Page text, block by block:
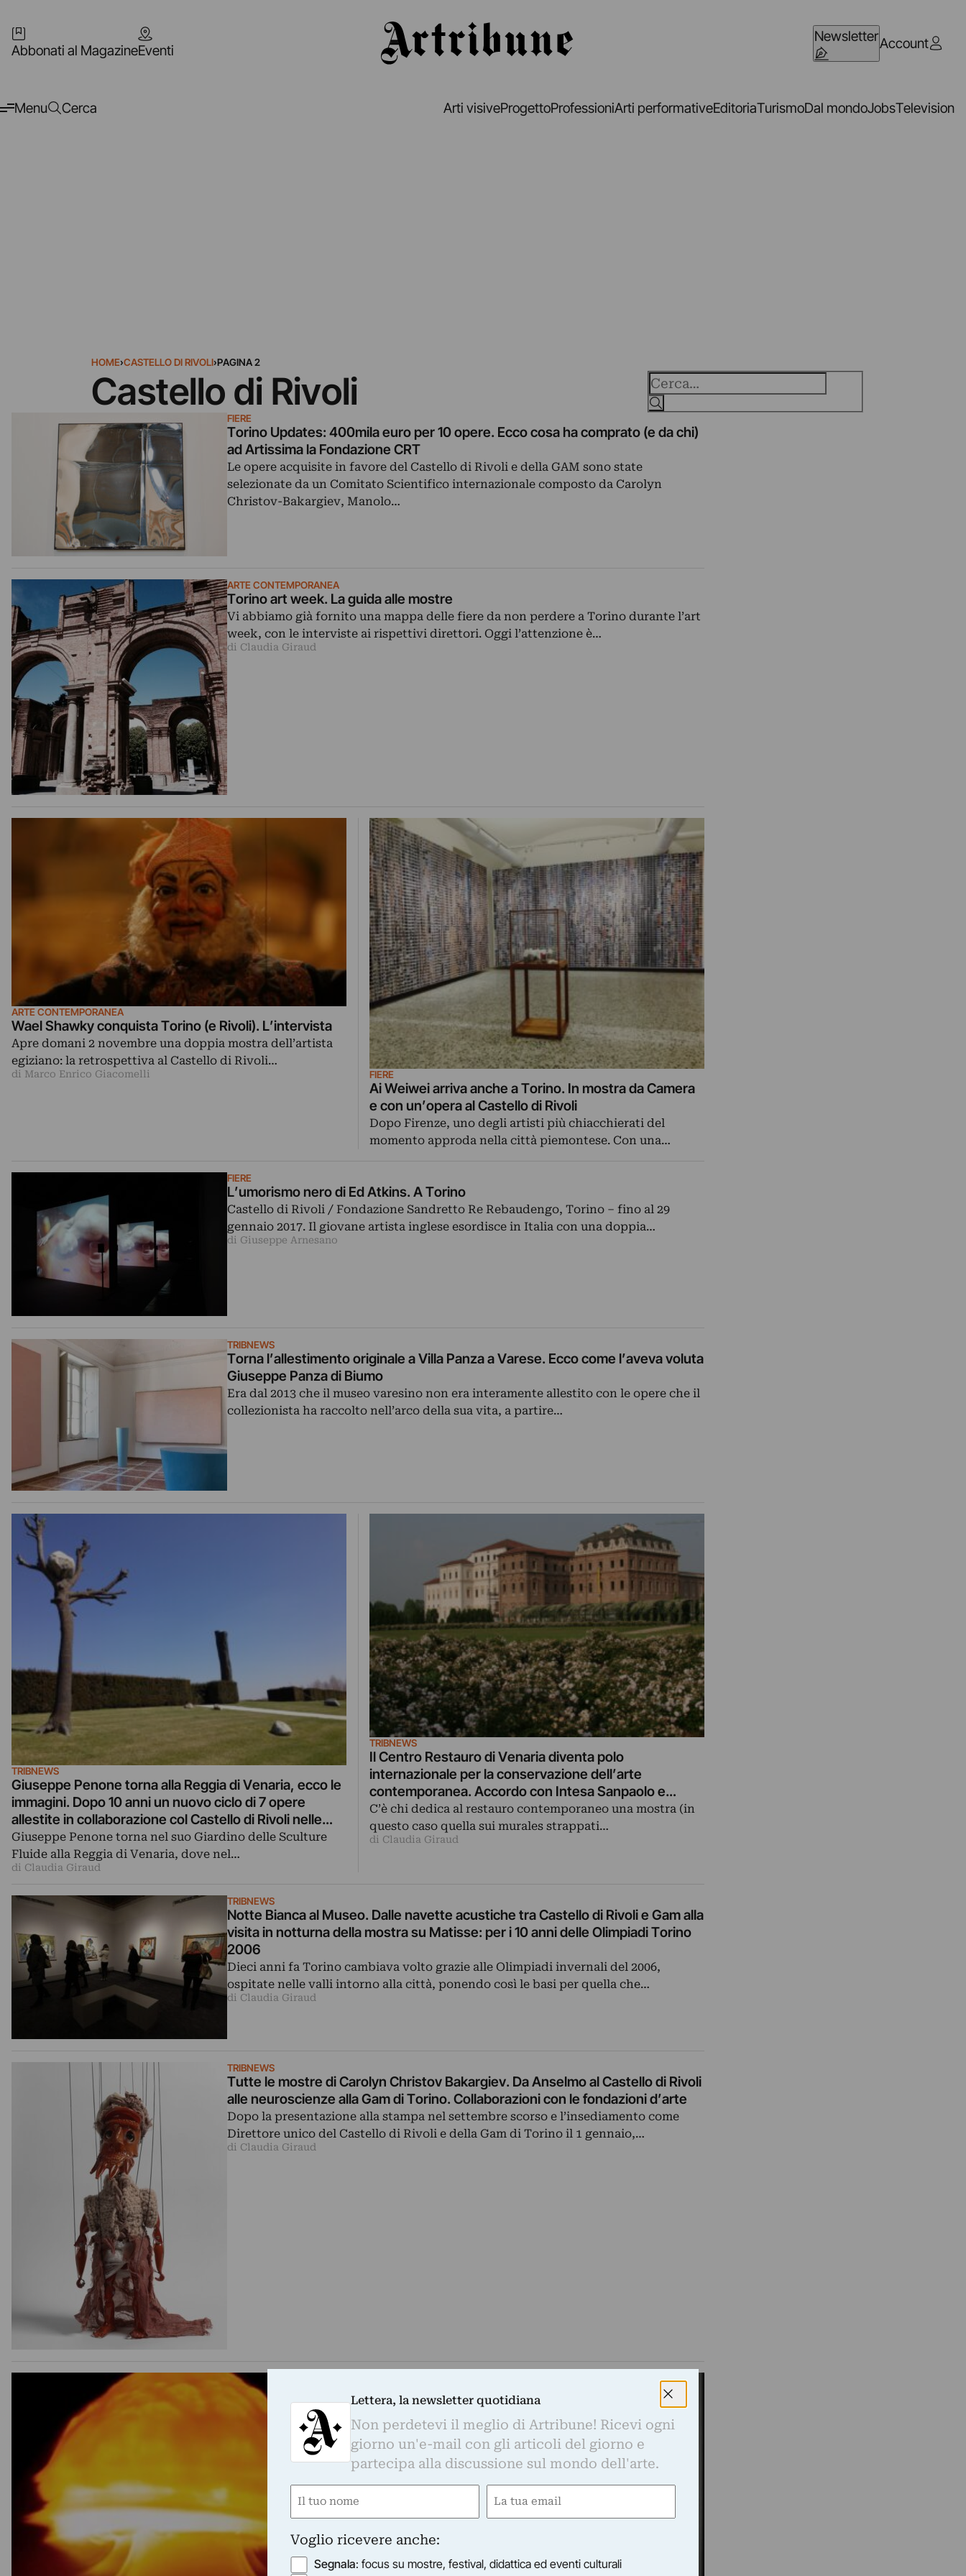
Abbonati al MagazineEventi
NewsletterAccount
Menu Cerca Arti visiveProgettoProfessioniArti performativeEditoriaTurismoDal mondoJobsTelevision
HOME›CASTELLO DI RIVOLI›PAGINA 2
Castello di Rivoli
FIERE
Torino Updates: 400mila euro per 10 opere. Ecco cosa ha comprato (e da chi)
ad Artissima la Fondazione CRT
Le opere acquisite in favore del Castello di Rivoli e della GAM sono state
selezionate da un Comitato Scientifico internazionale composto da Carolyn
Christov-Bakargiev, Manolo…
ARTE CONTEMPORANEA
Torino art week. La guida alle mostre
Vi abbiamo già fornito una mappa delle fiere da non perdere a Torino durante l’art
week, con le interviste ai rispettivi direttori. Oggi l’attenzione è…
di Claudia Giraud
ARTE CONTEMPORANEA
Wael Shawky conquista Torino (e Rivoli). L’intervista
Apre domani 2 novembre una doppia mostra dell’artista
egiziano: la retrospettiva al Castello di Rivoli…
di Marco Enrico Giacomelli FIERE
Ai Weiwei arriva anche a Torino. In mostra da Camera
e con un’opera al Castello di Rivoli
Dopo Firenze, uno degli artisti più chiacchierati del
momento approda nella città piemontese. Con una…
FIERE
L’umorismo nero di Ed Atkins. A Torino
Castello di Rivoli / Fondazione Sandretto Re Rebaudengo, Torino – fino al 29
gennaio 2017. Il giovane artista inglese esordisce in Italia con una doppia…
di Giuseppe Arnesano
TRIBNEWS
Torna l’allestimento originale a Villa Panza a Varese. Ecco come l’aveva voluta
Giuseppe Panza di Biumo
Era dal 2013 che il museo varesino non era interamente allestito con le opere che il
collezionista ha raccolto nell’arco della sua vita, a partire…
TRIBNEWS
Giuseppe Penone torna alla Reggia di Venaria, ecco le
immagini. Dopo 10 anni un nuovo ciclo di 7 opere
allestite in collaborazione col Castello di Rivoli nelle
Grotte del Parco
Giuseppe Penone torna nel suo Giardino delle Sculture
Fluide alla Reggia di Venaria, dove nel…
di Claudia Giraud
TRIBNEWS
Il Centro Restauro di Venaria diventa polo
internazionale per la conservazione dell’arte
contemporanea. Accordo con Intesa Sanpaolo e
Università di Torino
C’è chi dedica al restauro contemporaneo una mostra (in
questo caso quella sui murales strappati…
di Claudia Giraud
TRIBNEWS
Notte Bianca al Museo. Dalle navette acustiche tra Castello di Rivoli e Gam alla
visita in notturna della mostra su Matisse: per i 10 anni delle Olimpiadi Torino
2006
Dieci anni fa Torino cambiava volto grazie alle Olimpiadi invernali del 2006,
ospitate nelle valli intorno alla città, ponendo così le basi per quella che…
di Claudia Giraud
TRIBNEWS
Tutte le mostre di Carolyn Christov Bakargiev. Da Anselmo al Castello di Rivoli
alle neuroscienze alla Gam di Torino. Collaborazioni con le fondazioni d’arte
Dopo la presentazione alla stampa nel settembre scorso e l’insediamento come
Direttore unico del Castello di Rivoli e della Gam di Torino il 1 gennaio,…
di Claudia Giraud
Lettera, la newsletter quotidiana
Non perdetevi il meglio di Artribune! Ricevi ogni
giorno un'e-mail con gli articoli del giorno e
partecipa alla discussione sul mondo dell'arte.
Nome
Email
Voglio ricevere anche:
Segnala: focus su mostre, festival, didattica ed eventi culturali